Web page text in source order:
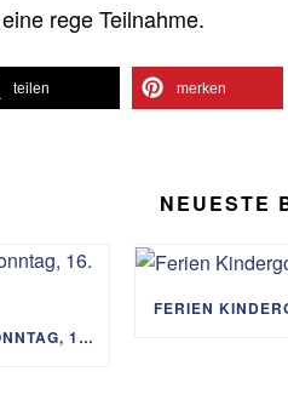
rege Teilnahme.
teilen merken
NEUESTE
SOMMERKINO AM SONNTAG, 16. AUGUST
FERIEN